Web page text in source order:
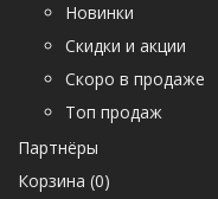
Новинки
Скидки и акции
Скоро в продаже
Топ продаж
Партнёры
Корзина (0)